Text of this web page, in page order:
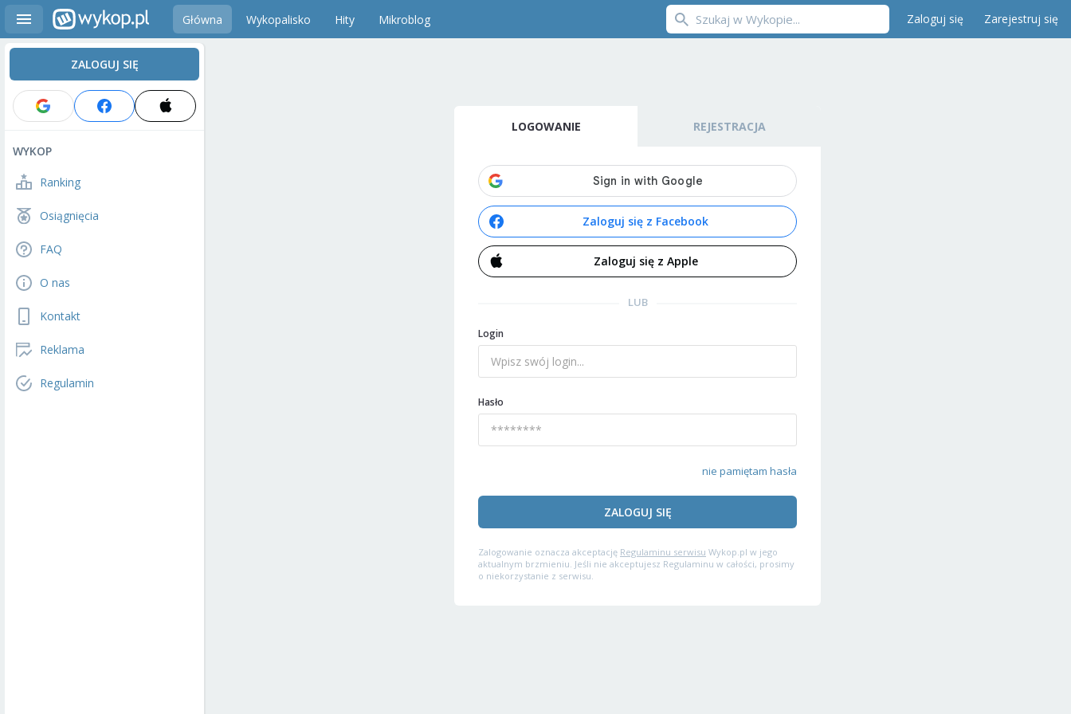
Główna Wykopalisko Hity Mikroblog Zaloguj się Zarejestruj się
ZALOGUJ SIĘ
WYKOP
Ranking
Osiągnięcia
FAQ
O nas
Kontakt
Reklama
Regulamin
LOGOWANIE REJESTRACJA
Zaloguj się z Facebook
Zaloguj się z Apple
LUB
Login
Hasło
nie pamiętam hasła
ZALOGUJ SIĘ
Zalogowanie oznacza akceptację Regulaminu serwisu Wykop.pl w jego
aktualnym brzmieniu. Jeśli nie akceptujesz Regulaminu w całości, prosimy
o niekorzystanie z serwisu.